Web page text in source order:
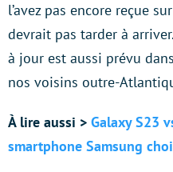
l’avez pas encore reçue
devrait pas tarder à
à jour est aussi prévu
nos voisins outre-
À lire aussi > Galaxy S23
smartphone Samsung